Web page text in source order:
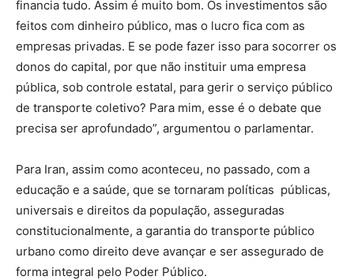
financia tudo. Assim é muito bom. Os investimentos são
feitos com dinheiro público, mas o lucro fica com as
empresas privadas. E ​se pode fazer isso para socorrer os
donos do capital, por que não instituir uma empresa
pública, sob controle estatal, para gerir o serviço público
de transporte coletivo? Para mim, esse é o debate que
precisa ser aprofundado”, argumentou o parlamentar.
Para Iran, assim como aconteceu, no passado, com a
educação e a saúde, que se tornaram políticas públicas,
universais e direitos da população, assegurad​as
constitucionalmente, a garantia do transporte público
urbano como direito deve avançar e ser assegurado de
forma integral pelo Poder Público.